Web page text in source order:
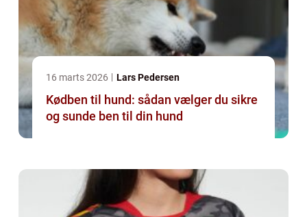
16 marts 2026 Lars Pedersen
Kødben til hund: sådan vælger du sikre
og sunde ben til din hund